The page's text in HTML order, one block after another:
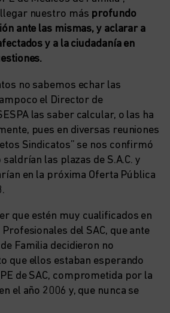
nuestro más profundo
ante las mismas, y aclarar a
y a la ciudadanía en
no sabemos echar las
el Director de
las saber calcular, o las ha
pues en diversas reuniones
Sindicatos” se nos confirmó
saldrían las plazas de S.A.C. y
en la próxima Oferta Pública
que estén muy cualificados en
del SAC, que ante
Familia decidieron no
que ellos estaban esperando
de SAC, comprometida por la
el año 2006 y, que nunca se